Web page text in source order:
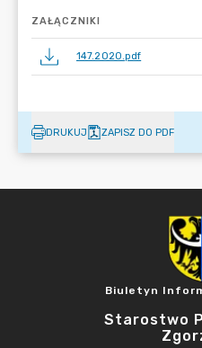
ZAŁĄCZNIKI
147.2020.pdf
DRUKUJ ZAPISZ DO PDF
Biuletyn
Starostwo